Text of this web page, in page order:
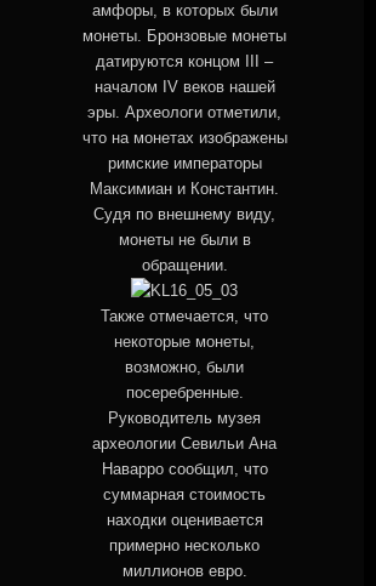
амфоры, в которых были
монеты. Бронзовые монеты
датируются концом III –
началом IV веков нашей
эры. Археологи отметили,
что на монетах изображены
римские императоры
Максимиан и Константин.
Судя по внешнему виду,
монеты не были в
обращении.
Также отмечается, что
некоторые монеты,
возможно, были
посеребренные.
Руководитель музея
археологии Севильи Ана
Наварро сообщил, что
суммарная стоимость
находки оценивается
примерно несколько
миллионов евро.